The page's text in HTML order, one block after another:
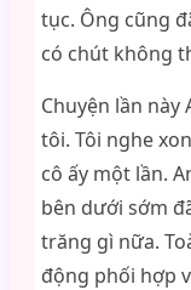
tục. Ông cũng
có chút không
Chuyện lần này
tôi. Tôi nghe
cô ấy một lần.
bên dưới sớm
trăng gì nữa.
động phối hợp